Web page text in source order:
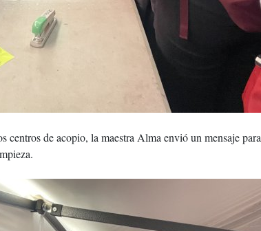
centros de acopio, la maestra Alma envió un mensaje para